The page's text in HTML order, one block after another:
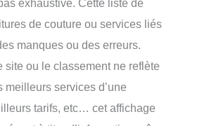
exhaustive. Cette liste de
de couture ou services liés
manques ou des erreurs.
site ou le classement ne reflète
meilleurs services d’une
tarifs, etc… cet affichage